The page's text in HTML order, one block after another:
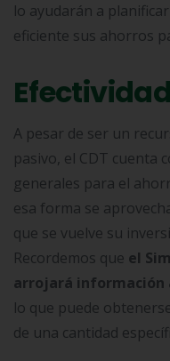
lo ayudarán a
eficiente sus ahorros
A pesar de ser un
pasivo, el CDT cuenta
generales para el
esa forma se
que se vuelve su
Recordemos que el
arrojará información
lo que puede
de una cantidad